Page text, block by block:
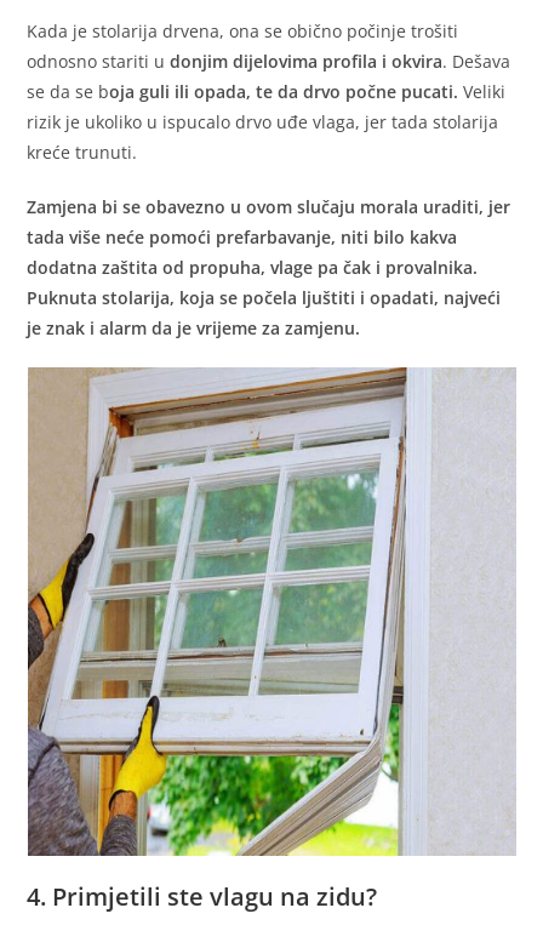
Kada je stolarija drvena, ona se obično počinje trošiti
odnosno stariti udonjim dijelovima profila i okvira. Dešava
se da se boja guli ili opada, te da drvo počne pucati.Veliki
rizik je ukoliko u ispucalo drvo uđe vlaga, jer tada stolarija
kreće trunuti.
Zamjena bi se obavezno u ovom slučaju morala uraditi, jer
tada više neće pomoći prefarbavanje, niti bilo kakva
dodatna zaštita od propuha, vlage pa čak i provalnika.
Puknuta stolarija, koja se počela ljuštiti i opadati, najveći
je znak i alarm da je vrijeme za zamjenu.
4. Primjetili ste vlagu na zidu?